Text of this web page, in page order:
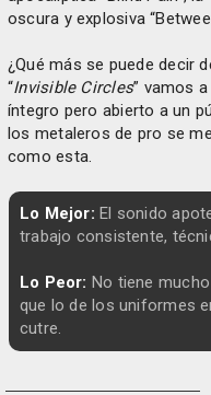
oscura y explosiva
¿Qué más se puede decir
“Invisible Circles” vamos
íntegro pero abierto a un
los metaleros de pro se
como esta.
Lo Mejor: El sonido
trabajo consistente,
Lo Peor: No tiene
que lo de los uniformes
cutre.